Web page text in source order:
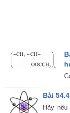
Bài
Hãy